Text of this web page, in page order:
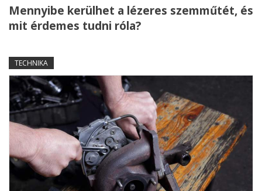
Mennyibe kerülhet a lézeres szemműtét, és
mit érdemes tudni róla?
TECHNIKA